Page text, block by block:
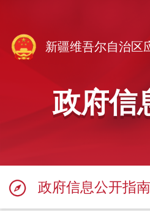
新疆维吾尔自治区
政府信
政府信息公开指南